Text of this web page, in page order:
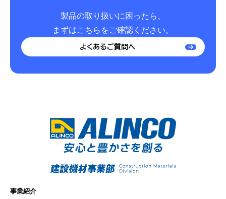
製品の取り扱いに困ったら、
まずはこちらをご確認ください。
よくあるご質問へ
事業紹介